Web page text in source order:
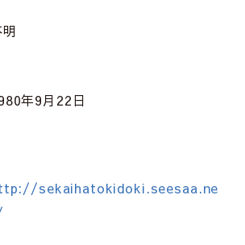
年9月22日
sekaihatokidoki.seesaa.ne